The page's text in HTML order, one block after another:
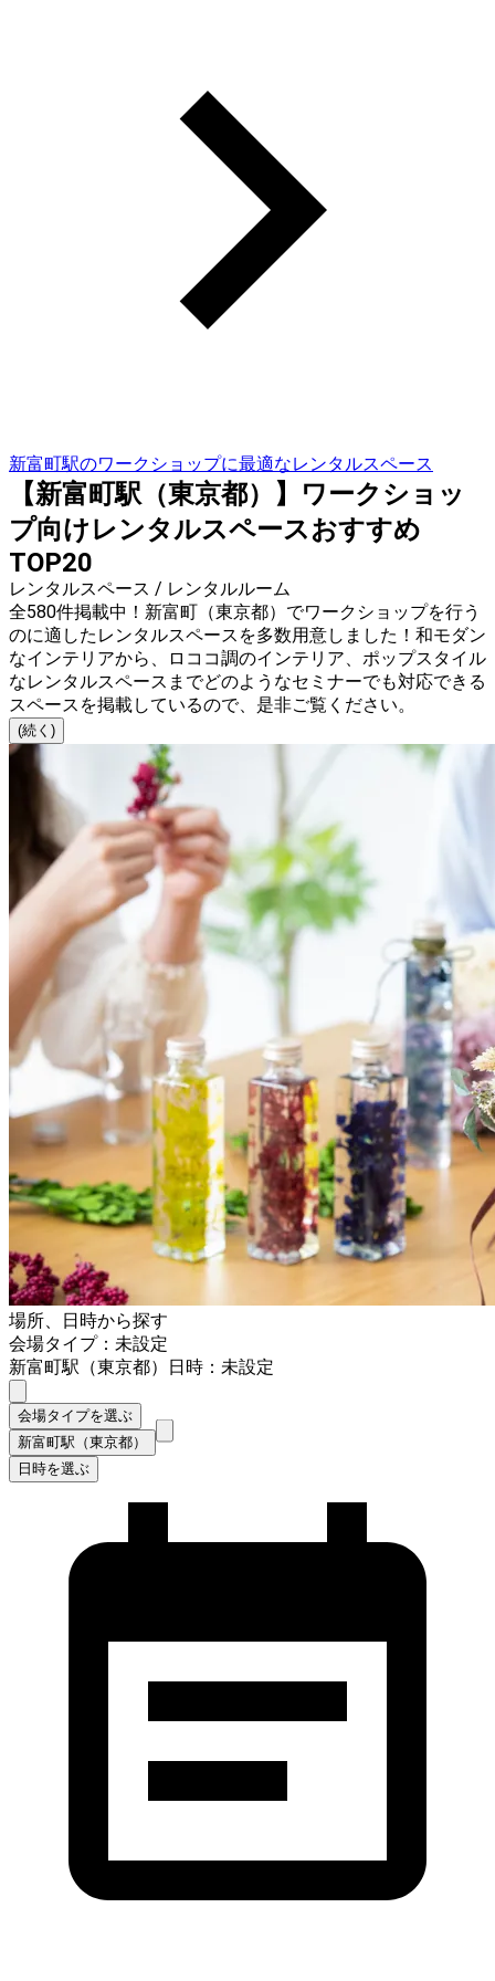
新富町駅のワークショップに最適なレンタルスペース
【新富町駅（東京都）】ワークショッ
プ向けレンタルスペースおすすめ
TOP20
レンタルスペース / レンタルルーム
全580件掲載中！新富町（東京都）でワークショップを行う
のに適したレンタルスペースを多数用意しました！和モダン
なインテリアから、ロココ調のインテリア、ポップスタイル
なレンタルスペースまでどのようなセミナーでも対応できる
スペースを掲載しているので、是非ご覧ください。
(続く)
場所、日時から探す
会場タイプ：未設定
新富町駅（東京都）
日時：未設定
会場タイプを選ぶ
新富町駅（東京都）
日時を選ぶ